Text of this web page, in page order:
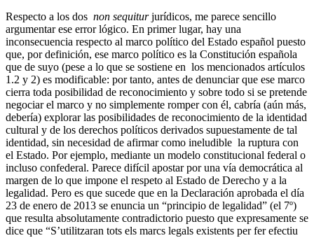
Respecto a los dos non sequiturjurídicos, me parece sencillo
argumentar ese error lógico. En primer lugar, hay una
inconsecuencia respecto al marco político del Estado español puesto
que, por definición, ese marco político es la Constitución española
que de suyo (pese a lo que se sostiene en los mencionados artículos
1.2 y 2) es modificable: por tanto, antes de denunciar que ese marco
cierra toda posibilidad de reconocimiento y sobre todo si se pretende
negociar el marco y no simplemente romper con él, cabría (aún más,
debería) explorar las posibilidades de reconocimiento de la identidad
cultural y de los derechos políticos derivados supuestamente de tal
identidad, sin necesidad de afirmar como ineludible la ruptura con
el Estado. Por ejemplo, mediante un modelo constitucional federal o
incluso confederal. Parece difícil apostar por una vía democrática al
margen de lo que impone el respeto al Estado de Derecho y a la
legalidad. Pero es que sucede que en la Declaración aprobada el día
23 de enero de 2013 se enuncia un “principio de legalidad” (el 7º)
que resulta absolutamente contradictorio puesto que expresamente se
dice que “S’utilitzaran tots els marcs legals existents per fer efectiu